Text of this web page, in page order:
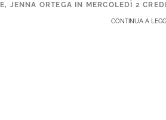
JENNA ORTEGA IN MERCOLEDÌ 2
CONTINUA A